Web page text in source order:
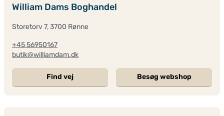
William Dams Boghandel
Storetorv 7, 3700 Rønne
+45 56950167
butik@williamdam.dk
Find vej Besøg webshop